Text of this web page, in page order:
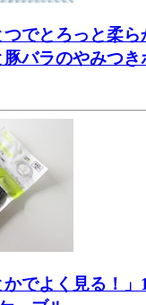
でとろっと柔ら
バラのやみつ
かでよく見る！